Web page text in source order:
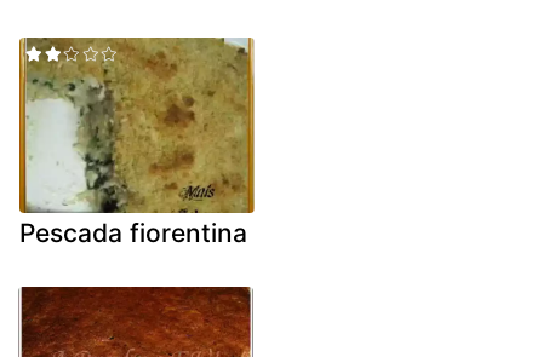
Pescada fiorentina